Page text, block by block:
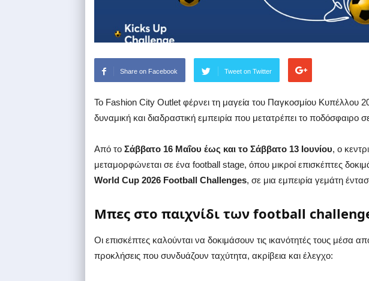
Share on Facebook Tweet on Twitter
Το Fashion City Outlet φέρνει τη μαγεία του Παγκοσμίου Κυπέλλου
δυναμική και διαδραστική εμπειρία που μετατρέπει το ποδόσφαιρο
Από το Σάββατο 16 Μαΐου έως και το Σάββατο 13 Ιουνίου, ο
μεταμορφώνεται σε ένα football stage, όπου μικροί επισκέπτες
World Cup 2026 Football Challenges, σε μια εμπειρία γεμάτη
Μπες στο παιχνίδι των football
Οι επισκέπτες καλούνται να δοκιμάσουν τις ικανότητές τους μέσα
προκλήσεις που συνδυάζουν ταχύτητα, ακρίβεια και έλεγχο: